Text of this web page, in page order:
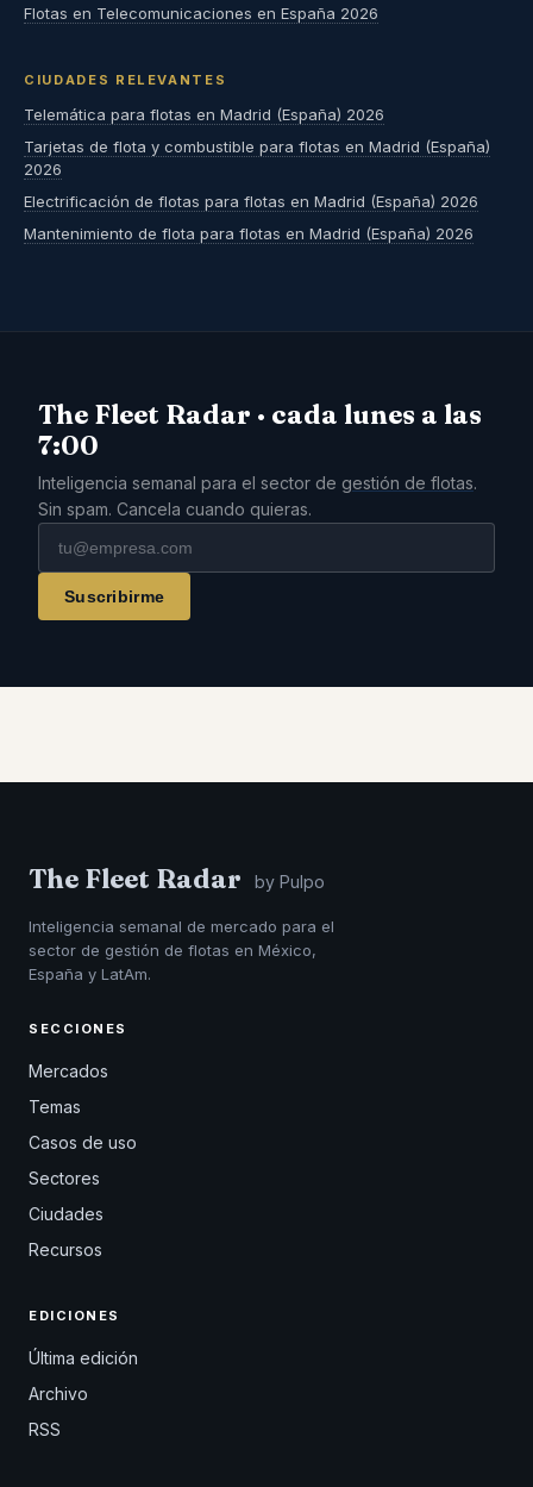
Flotas en Telecomunicaciones en España 2026
CIUDADES RELEVANTES
Telemática para flotas en Madrid (España) 2026
Tarjetas de flota y combustible para flotas en Madrid (España)
2026
Electrificación de flotas para flotas en Madrid (España) 2026
Mantenimiento de flota para flotas en Madrid (España) 2026
The Fleet Radar · cada lunes a las
7:00
Inteligencia semanal para el sector de gestión de flotas.
Sin spam. Cancela cuando quieras.
Suscribirme
The Fleet Radar by Pulpo
Inteligencia semanal de mercado para el
sector de gestión de flotas en México,
España y LatAm.
SECCIONES
Mercados
Temas
Casos de uso
Sectores
Ciudades
Recursos
EDICIONES
Última edición
Archivo
RSS